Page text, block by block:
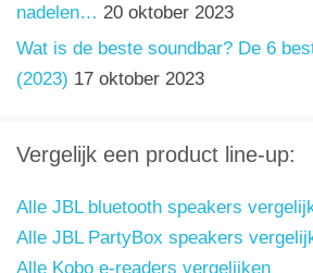
nadelen… 20 oktober 2023
Wat is de beste soundbar? De 6
(2023) 17 oktober 2023
Vergelijk een product line-up:
Alle JBL bluetooth speakers
Alle JBL PartyBox speakers
Alle Kobo e-readers vergelijken